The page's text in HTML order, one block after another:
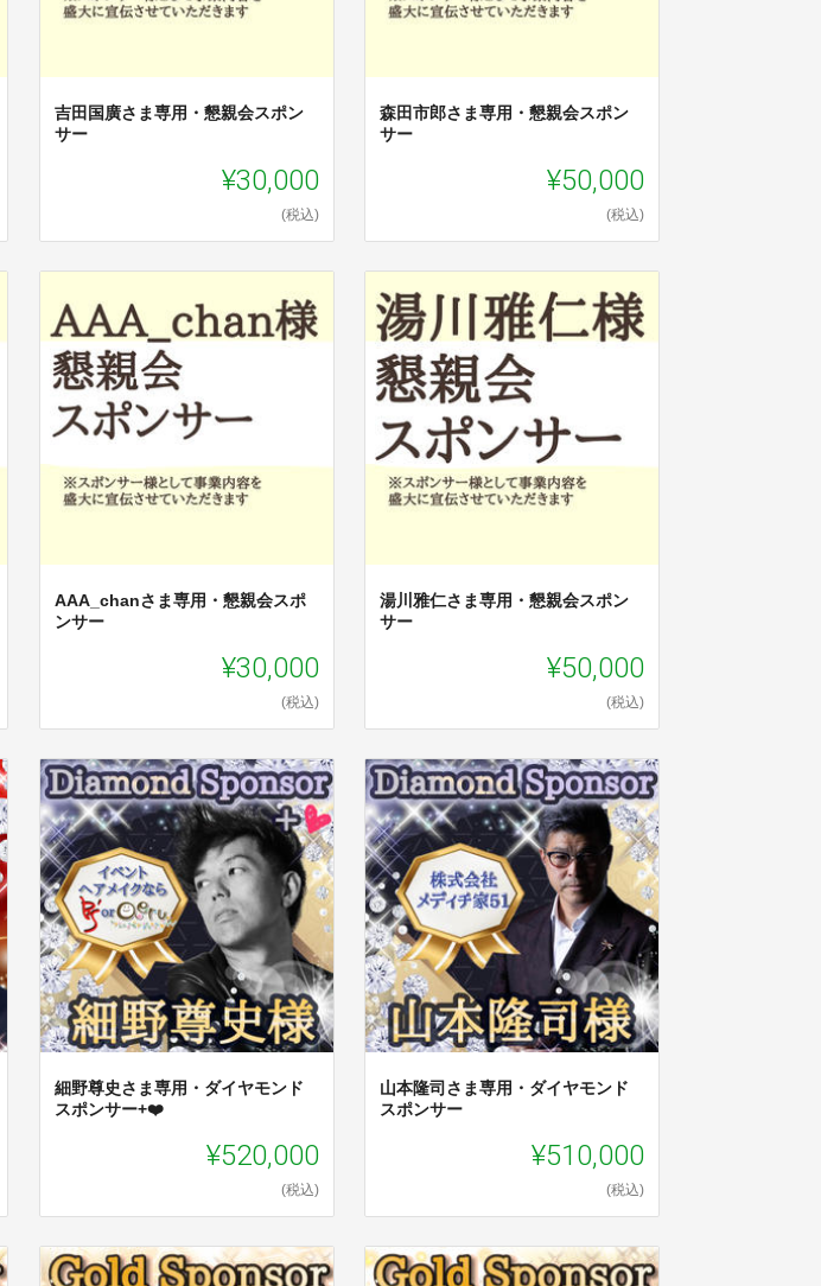
吉田国廣さま専用・懇親会スポン
サー
¥30,000
(税込)
森田市郎さま専用・懇親会スポン
サー
¥50,000
(税込)
AAA_chanさま専用・懇親会スポ
ンサー
¥30,000
(税込)
湯川雅仁さま専用・懇親会スポン
サー
¥50,000
(税込)
細野尊史さま専用・ダイヤモンド
スポンサー+❤️
¥520,000
(税込)
山本隆司さま専用・ダイヤモンド
スポンサー
¥510,000
(税込)